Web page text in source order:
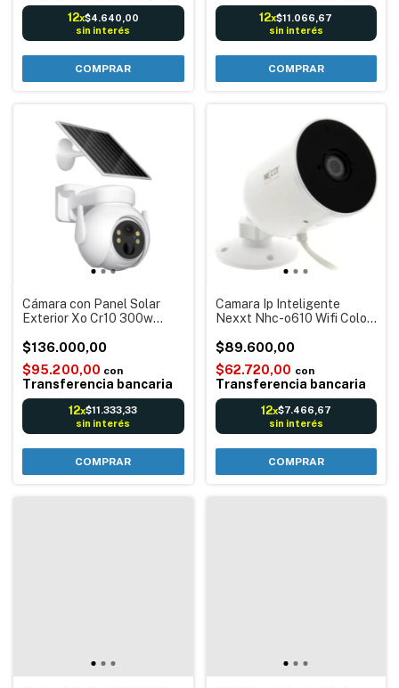
12x$4.640,00
sin interés
COMPRAR
12x$11.066,67
sin interés
Cámara con Panel Solar
Exterior Xo Cr10 300w
Movimiento Batería
Recargable
$136.000,00
$95.200,00 con
Transferencia bancaria
12x$11.333,33
sin interés
Camara Ip Inteligente
Nexxt Nhc-o610 Wifi Color
Seguridad Wifi Movimiento
Motorizada con Audio
Visión Nocturna
$89.600,00
$62.720,00 con
Transferencia bancaria
12x$7.466,67
sin interés